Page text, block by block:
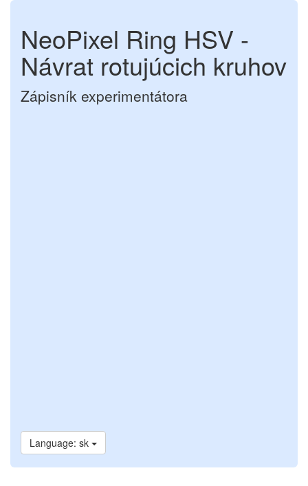
NeoPixel Ring HSV -
Návrat rotujúcich kruhov
Zápisník experimentátora
Language: sk